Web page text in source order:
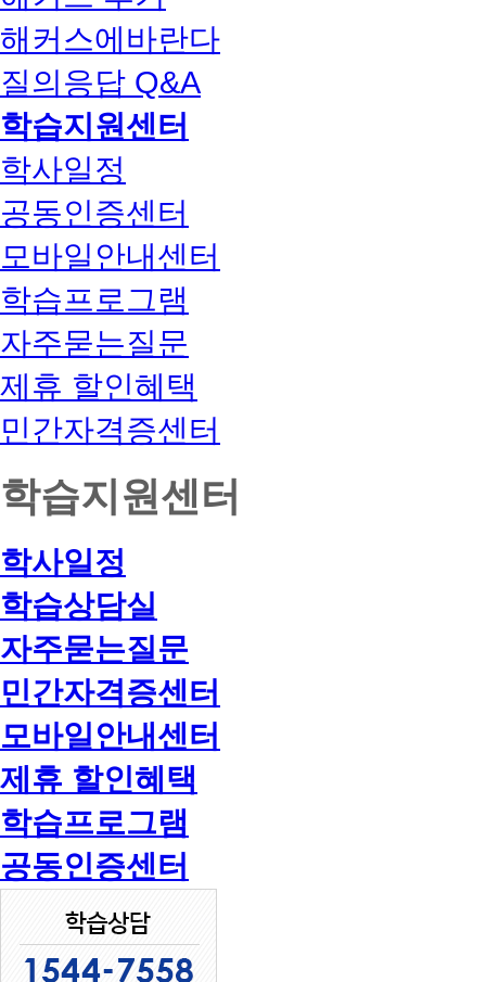
해커스에바란다
질의응답 Q&A
학습지원센터
학사일정
공동인증센터
모바일안내센터
학습프로그램
자주묻는질문
제휴 할인혜택
민간자격증센터
학습지원센터
학사일정
학습상담실
자주묻는질문
민간자격증센터
모바일안내센터
제휴 할인혜택
학습프로그램
공동인증센터